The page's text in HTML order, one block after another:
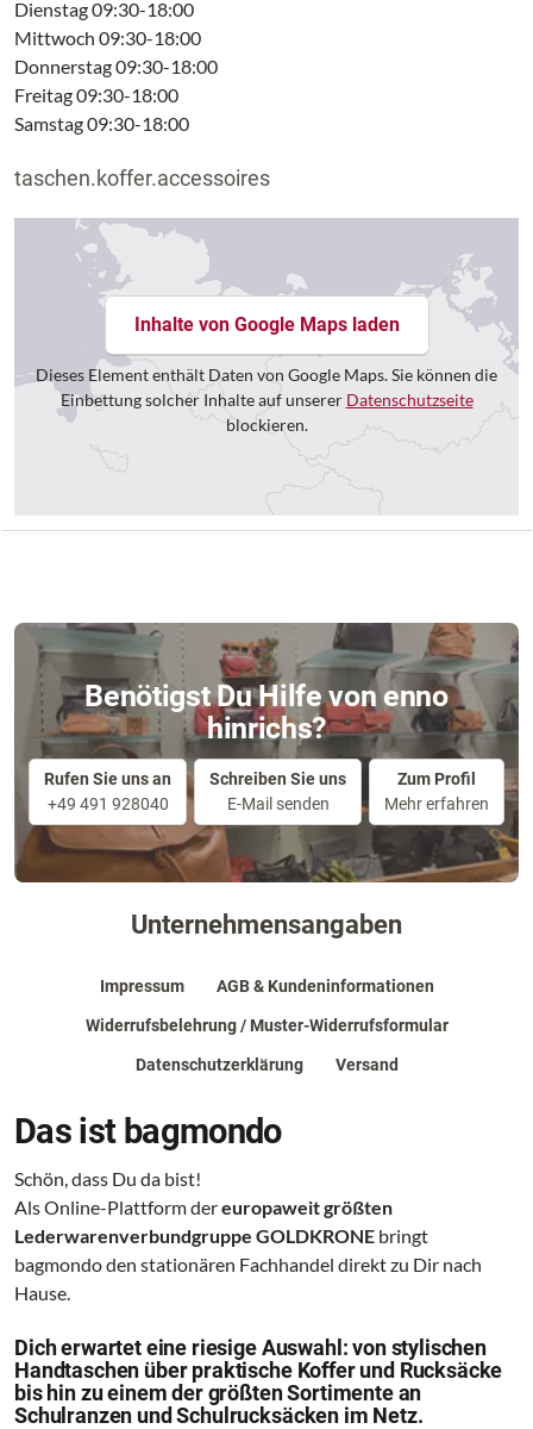
Dienstag 09:30-18:00
Mittwoch 09:30-18:00
Donnerstag 09:30-18:00
Freitag 09:30-18:00
Samstag 09:30-18:00
taschen.koffer.accessoires
Inhalte von Google Maps laden
Dieses Element enthält Daten von Google Maps. Sie können die
Einbettung solcher Inhalte auf unserer Datenschutzseite
blockieren.
Benötigst Du Hilfe von enno
hinrichs?
Rufen Sie uns an
+49 491 928040
Schreiben Sie uns
E-Mail senden
Zum Profil
Mehr erfahren
Unternehmensangaben
Impressum AGB & Kundeninformationen
Widerrufsbelehrung / Muster-Widerrufsformular
Datenschutzerklärung Versand
Das ist bagmondo
Schön, dass Du da bist!
Als Online-Plattform dereuropaweit größten
Lederwarenverbundgruppe GOLDKRONE bringt
bagmondo den stationären Fachhandel direkt zu Dir nach
Hause.
Dich erwartet eine riesige Auswahl: von stylischen
Handtaschen über praktische Koffer und Rucksäcke
bis hin zu einem der größten Sortimente an
Schulranzen und Schulrucksäcken im Netz.